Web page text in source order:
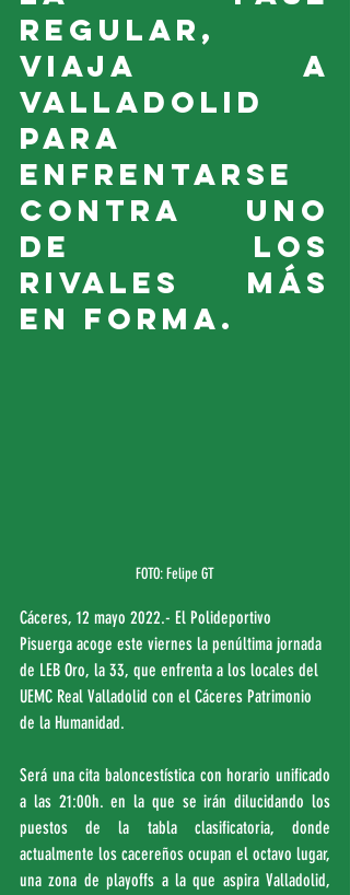
regular,
viaja a
Valladolid
para
enfrentarse
contra uno
de los
rivales más
en forma.
FOTO: Felipe GT
Cáceres, 12 mayo 2022.- El Polideportivo
Pisuerga acoge este viernes la penúltima jornada
de LEB Oro, la 33, que enfrenta a los locales del
UEMC Real Valladolid con el Cáceres Patrimonio
de la Humanidad.
Será una cita baloncestística con horario unificado
a las 21:00h. en la que se irán dilucidando los
puestos de la tabla clasificatoria, donde
actualmente los cacereños ocupan el octavo lugar,
una zona de playoffs a la que aspira Valladolid,